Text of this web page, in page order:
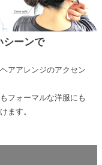
シーンで
アアレンジのアクセン
フォーマルな洋服にも
ます。